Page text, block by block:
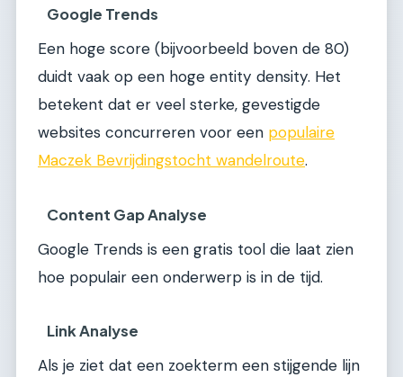
Google Trends
Een hoge score (bijvoorbeeld boven de 80)
duidt vaak op een hoge entity density. Het
betekent dat er veel sterke, gevestigde
websites concurreren voor een populaire
Maczek Bevrijdingstocht wandelroute.
Content Gap Analyse
Google Trends is een gratis tool die laat zien
hoe populair een onderwerp is in de tijd.
Link Analyse
Als je ziet dat een zoekterm een stijgende lijn